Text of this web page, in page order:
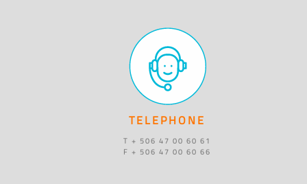
TELEPHONE
T + 506 47 00 60 61
F + 506 47 00 60 66